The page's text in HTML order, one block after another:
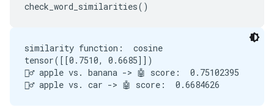
check_word_similarities()
similarity function:  cosine
tensor([[0.7510, 0.6685]])
🙋‍♂️ apple vs. banana -> 🤖 score:  0.75102395